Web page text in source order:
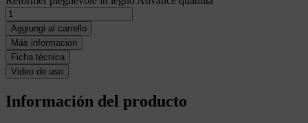
Aggiungi al carrello
Más informacion
Ficha técnica
Video de uso
Información del producto